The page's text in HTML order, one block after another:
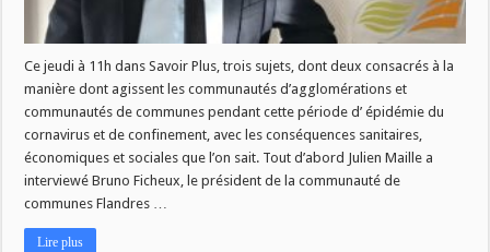
Ce jeudi à 11h dans Savoir Plus, trois sujets, dont deux consacrés à la
manière dont agissent les communautés d’agglomérations et
communautés de communes pendant cette période d’ épidémie du
cornavirus et de confinement, avec les conséquences sanitaires,
économiques et sociales que l’on sait. Tout d’abord Julien Maille a
interviewé Bruno Ficheux, le président de la communauté de
communes Flandres …
Lire plus